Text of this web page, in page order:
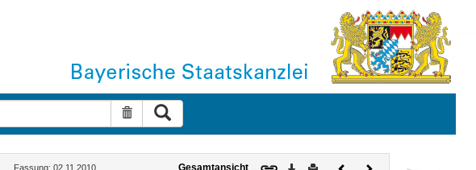
Suche zurücksetzen
Fassung: 02.11.2010 Gesamtansicht Download
DruckenVorherigesNächstes